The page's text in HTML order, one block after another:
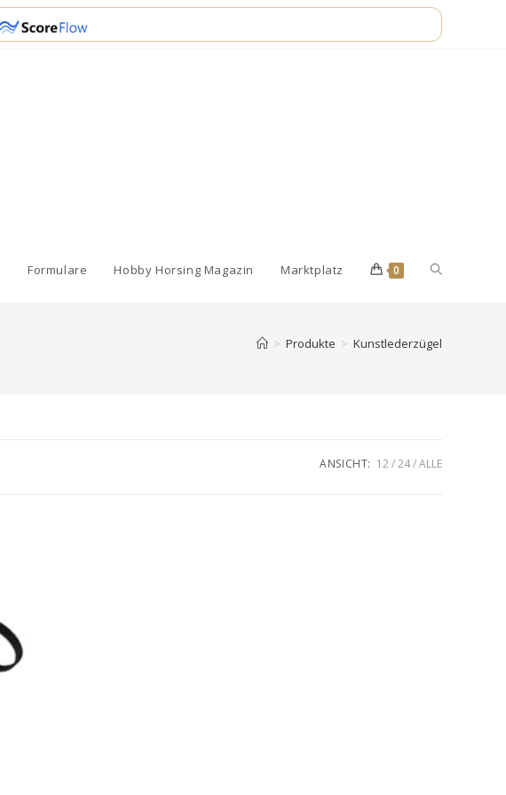
Formulare Hobby Horsing Magazin Marktplatz 0 Website-
Suche
> Produkte > Kunstlederzügel
ANSICHT: 12 24 ALLE